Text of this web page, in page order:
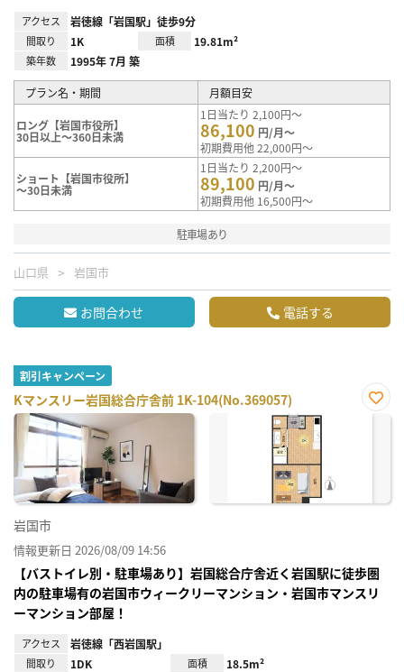
アクセス 岩徳線「岩国駅」徒歩9分
間取り 1K 面積 19.81m²
築年数 1995年 7月 築
プラン名・期間 月額目安
ロング【岩国市役所】
30日以上～360日未満
1日当たり 2,100円～
86,100 円/月～
初期費用他 22,000円～
ショート【岩国市役所】
～30日未満
1日当たり 2,200円～
89,100 円/月～
初期費用他 16,500円～
駐車場あり
山口県 岩国市
お問合わせ 電話する
割引キャンペーン
Kマンスリー岩国総合庁舎前 1K-104(No.369057)
お気
岩国市
情報更新日 2026/08/09 14:56
【バストイレ別・駐車場あり】岩国総合庁舎近く岩国駅に徒歩圏
内の駐車場有の岩国市ウィークリーマンション・岩国市マンスリ
ーマンション部屋！
アクセス 岩徳線「西岩国駅」
間取り 1DK 面積 18.5m²